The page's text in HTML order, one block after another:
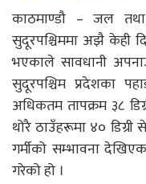
काठमाण्डौ – जल तथा
सुदूरपश्चिममा अझै केही
भएकाले सावधानी
सुदूरपश्चिम प्रदेशका
अधिकतम तापक्रम ३८
थोरै ठाउँहरूमा ४०
गर्मीको सम्भावना
गरेको हो ।